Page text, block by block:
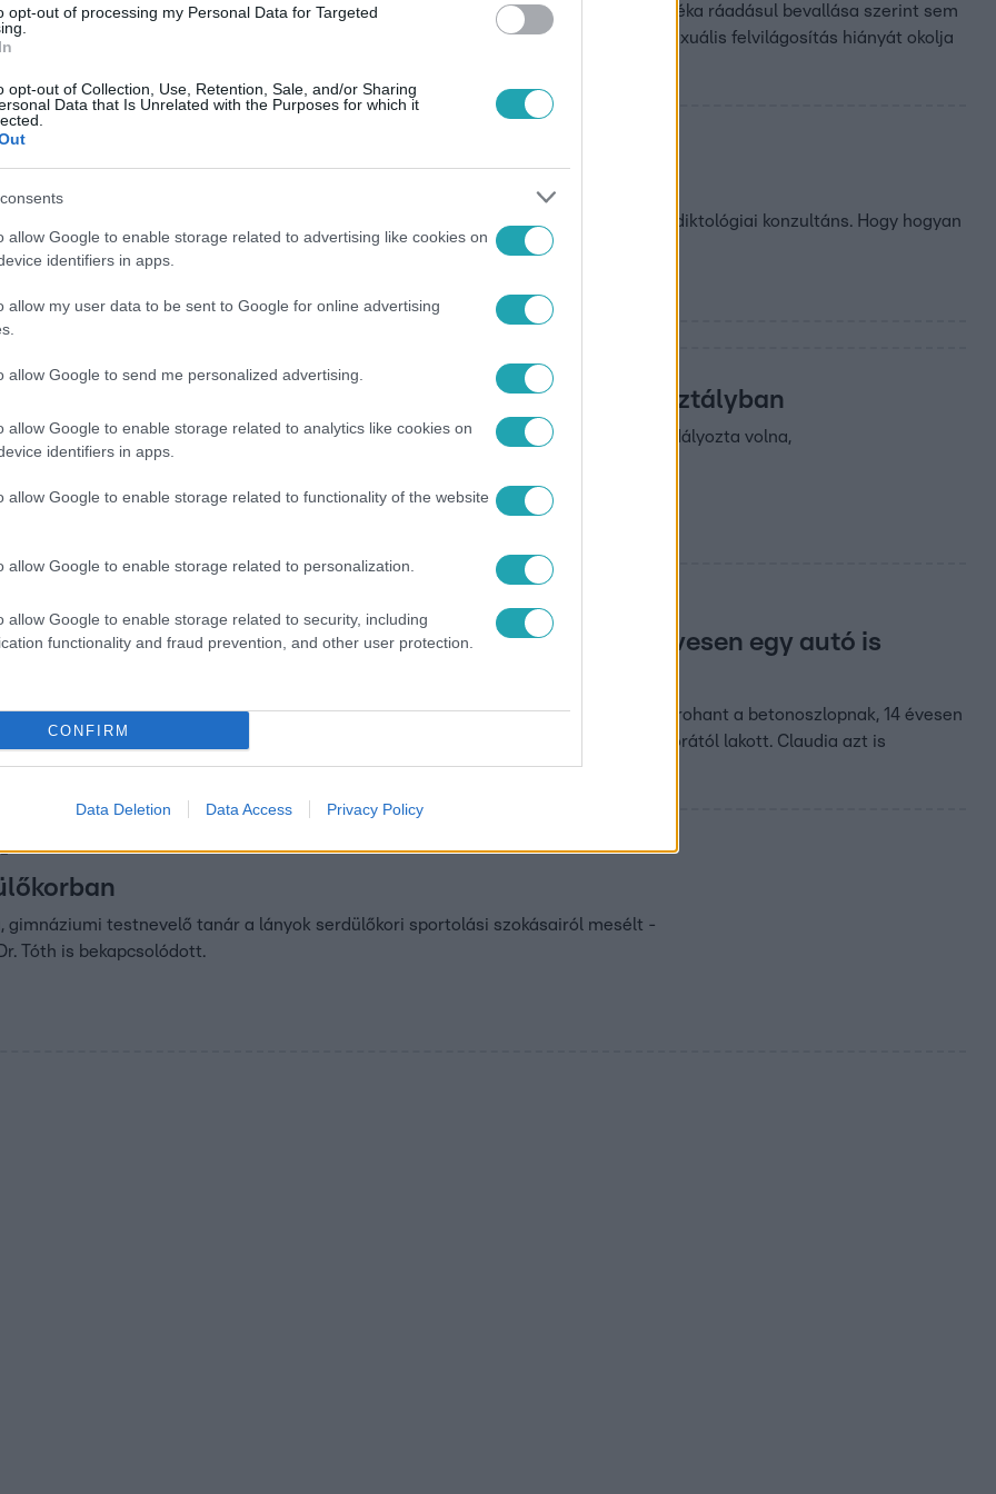
opt-out of processing my Personal Data for Targeted
opt-out of Collection, Use, Retention, Sale, and/or Sharing
Data that Is Unrelated with the Purposes for which it
allow Google to enable storage related to advertising like cookies on
identifiers in apps.
allow my user data to be sent to Google for online advertising
allow Google to send me personalized advertising.
allow Google to enable storage related to analytics like cookies on
identifiers in apps.
allow Google to enable storage related to functionality of the website
allow Google to enable storage related to personalization.
allow Google to enable storage related to security, including
functionality and fraud prevention, and other user protection.
CONFIRM
Data Deletion Data Access Privacy Policy
WHO friss jelentésében. A szexuálisan aktív európai tinédzserek mintegy 30 százaléka ráadásul bevallása szerint sem
tablettát nem használt a legutóbbi közösülésekor. A világszervezet a szexuális felvilágosítás hiányát okolja
kerül a függőséghez közeli állapotba – figyelmeztetett a Reggeliben Nyíri Noémi addiktológiai konzultáns. Hogy hogyan
időben a függőséget, kiderül a videóból.
vezető halálok az öngyilkosság a 15-24 év közötti korosztályban
megosztotta egy férfival, hogy öngyilkosságot tervez, aki ahelyett, hogy ezt megakadályozta volna,
neki a végrehajtáshoz.
hogy Liptai Claudia fejjel rohant a betonoszlopnak, 14 évesen egy autó is
sokszor meggyűlt a színésznő édesanyjának a baja: volt olyan, hogy fejjel rohant a betonoszlopnak, 14 évesen
hazajövet egy autó is elütötte. A színésznőt a Bikás Parkhoz kísértük, ahol 9 éves korától lakott. Claudia azt is
mászókán tört el az orra annak idején.
gimnáziumi testnevelő tanár a lányok serdülőkori sportolási szokásairól mesélt -
Tóth is bekapcsolódott.